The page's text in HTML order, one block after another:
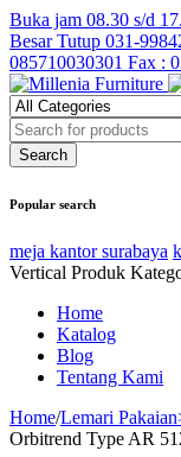
Buka jam 08.30 s/d
Besar Tutup 031-
085710030301 Fax :
Popular search
meja kantor surabaya
Vertical Produk
Home
Katalog
Blog
Tentang Kami
Home/Lemari
Orbitrend Type AR